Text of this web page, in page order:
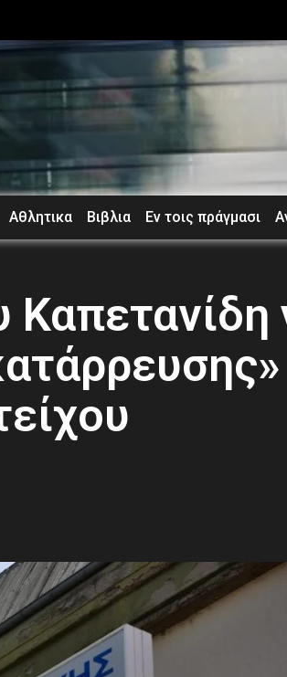
Αθλητικα Βιβλια Εν τοις πράγμασι